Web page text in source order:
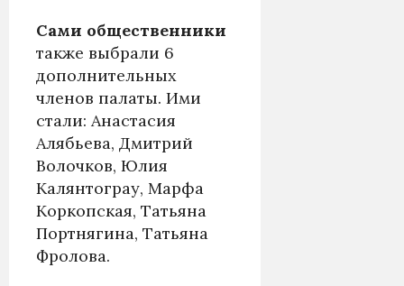
Сами общественники
также выбрали 6
дополнительных
членов палаты. Ими
стали: Анастасия
Алябьева, Дмитрий
Волочков, Юлия
Калянтограу, Марфа
Коркопская, Татьяна
Портнягина, Татьяна
Фролова.